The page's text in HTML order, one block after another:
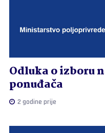
Odluka o izboru
ponuđača
2 godine prije